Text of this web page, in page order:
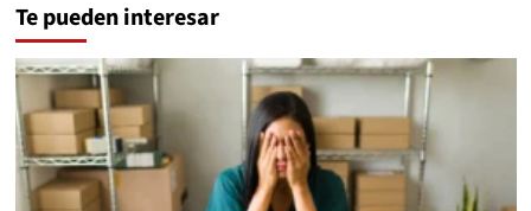
Te pueden interesar